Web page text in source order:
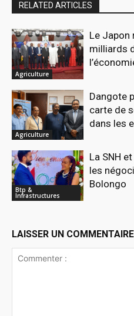
RELATED ARTICLES
Agriculture
Le Japon
milliards
Agriculture
Dangote
carte de
dans les
Btp &
Infrastructures
La SNH
les
Bolongo
LAISSER UN COMMENTAIRE